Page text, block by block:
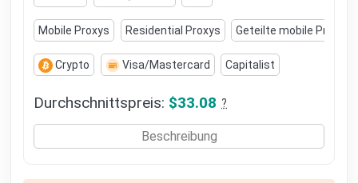
Mobile Proxys Residential Proxys Geteilte mobile Proxys
Crypto Visa/Mastercard Capitalist
Durchschnittspreis: $33.08 ?
Beschreibung